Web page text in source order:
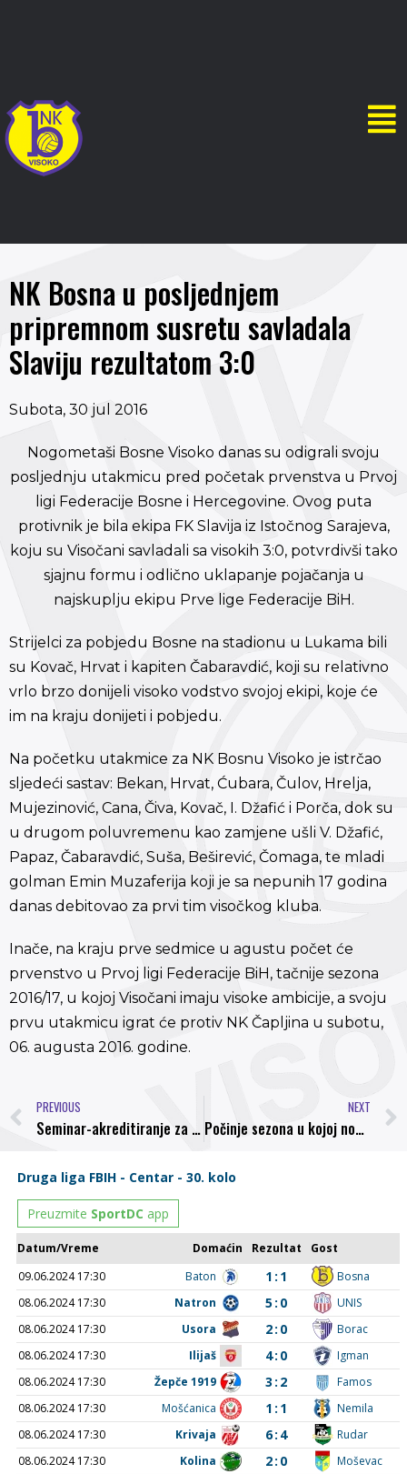
NK Bosna u posljednjem
pripremnom susretu savladala
Slaviju rezultatom 3:0
Subota, 30 jul 2016
Nogometaši Bosne Visoko danas su odigrali svoju
posljednju utakmicu pred početak prvenstva u Prvoj
ligi Federacije Bosne i Hercegovine. Ovog puta
protivnik je bila ekipa FK Slavija iz Istočnog Sarajeva,
koju su Visočani savladali sa visokih 3:0, potvrdivši tako
sjajnu formu i odlično uklapanje pojačanja u
najskuplju ekipu Prve lige Federacije BiH.
Strijelci za pobjedu Bosne na stadionu u Lukama bili
su Kovač, Hrvat i kapiten Čabaravdić, koji su relativno
vrlo brzo donijeli visoko vodstvo svojoj ekipi, koje će
im na kraju donijeti i pobjedu.
Na početku utakmice za NK Bosnu Visoko je istrčao
sljedeći sastav: Bekan, Hrvat, Ćubara, Čulov, Hrelja,
Mujezinović, Cana, Čiva, Kovač, I. Džafić i Porča, dok su
u drugom poluvremenu kao zamjene ušli V. Džafić,
Papaz, Čabaravdić, Suša, Beširević, Čomaga, te mladi
golman Emin Muzaferija koji je sa nepunih 17 godina
danas debitovao za prvi tim visočkog kluba.
Inače, na kraju prve sedmice u agustu počet će
prvenstvo u Prvoj ligi Federacije BiH, tačnije sezona
2016/17, u kojoj Visočani imaju visoke ambicije, a svoju
prvu utakmicu igrat će protiv NK Čapljina u subotu,
06. augusta 2016. godine.
PREVIOUS
Seminar-akreditiranje za službene osobe klubova Prve lige FBiH
NEXT
Počinje sezona u kojoj nogometaši Bosne žele povratak u Premijer ligu BiH